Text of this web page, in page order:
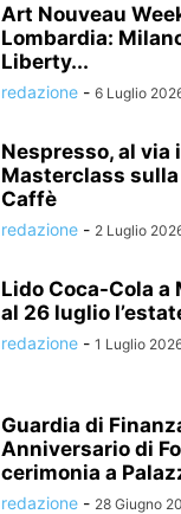
Art Nouveau
Lombardia:
Liberty...
redazione - 6 Luglio
Nespresso, al via
Masterclass
Caffè
redazione - 2 Luglio
Lido Coca-Cola a
al 26 luglio
redazione - 1 Luglio
Guardia di
Anniversario di
cerimonia a
redazione - 28 Giugno